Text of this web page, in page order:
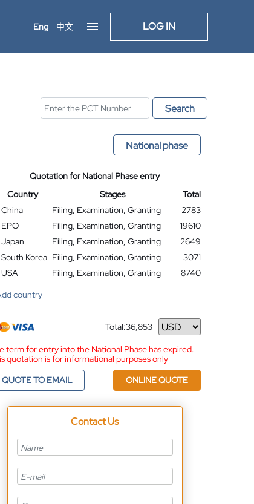
Eng 中文 LOG IN
Search
National phase
Quotation for National Phase entry
Country
Stages
Total
China
Filing, Examination, Granting
2783
EPO
Filing, Examination, Granting
19610
Japan
Filing, Examination, Granting
2649
South Korea Filing, Examination, Granting
3071
USA
Filing, Examination, Granting
8740
country
Total:36,853
Currency
term for entry into the National Phase has expired.
quotation is for informational purposes only
QUOTE TO EMAIL
ONLINE QUOTE
Contact Us